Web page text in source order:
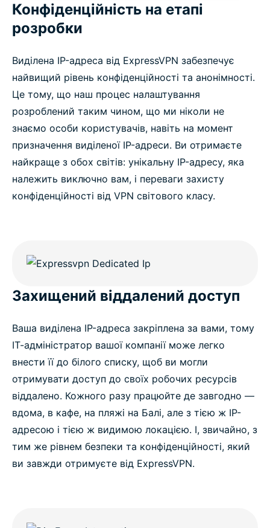
Конфіденційність на етапі
розробки
Виділена IP-адреса від ExpressVPN забезпечує
найвищий рівень конфіденційності та анонімності.
Це тому, що наш процес налаштування
розроблений таким чином, що ми ніколи не
знаємо особи користувачів, навіть на момент
призначення виділеної IP-адреси. Ви отримаєте
найкраще з обох світів: унікальну IP-адресу, яка
належить виключно вам, і переваги захисту
конфіденційності від VPN світового класу.
Захищений віддалений доступ
Ваша виділена IP-адреса закріплена за вами, тому
ІТ-адміністратор вашої компанії може легко
внести її до білого списку, щоб ви могли
отримувати доступ до своїх робочих ресурсів
віддалено. Кожного разу працюйте де завгодно —
вдома, в кафе, на пляжі на Балі, але з тією ж IP-
адресою і тією ж видимою локацією. І, звичайно, з
тим же рівнем безпеки та конфіденційності, який
ви завжди отримуєте від ExpressVPN.